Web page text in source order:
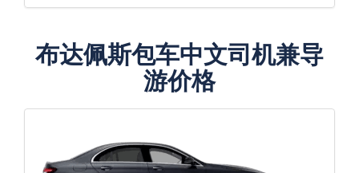
布达佩斯包车中文司机兼导
游价格